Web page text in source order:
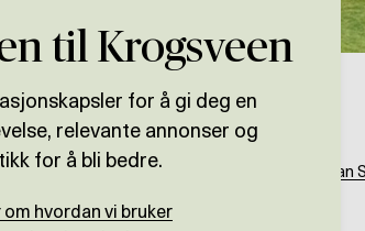
Herman
til Krogsveen
for å gi deg en
relevante annonser og
for å bli bedre.
om hvordan vi bruker